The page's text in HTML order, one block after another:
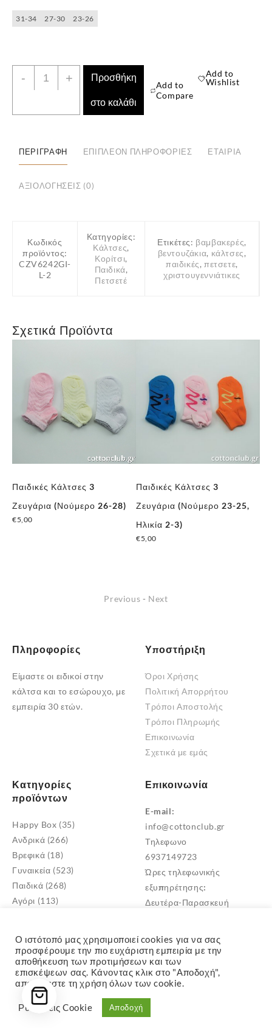
31-34 27-30 23-26
-
Παιδική
Κάλτσα
Ζευγάρια
+ Προσθήκη
στο καλάθι
Add to
Compare
Add to
Wishlist
ΠΕΡΙΓΡΑΦΉ ΕΠΙΠΛΈΟΝ ΠΛΗΡΟΦΟΡΊΕΣ ΕΤΑΙΡΊΑ
ΑΞΙΟΛΟΓΉΣΕΙΣ (0)
Κωδικός
προϊόντος:
CZV6242GI-
L-2
Κατηγορίες:
Κάλτσες,
Κορίτσι,
Παιδικά,
Πετσετέ
Ετικέτες: βαμβακερές,
βεντουζάκια, κάλτσες,
παιδικές,πετσετε,
χριστουγεννιάτικες
Σχετικά Προϊόντα
Παιδικές Κάλτσες 3
Ζευγάρια (Νούμερο 26-28)
€5,00
Παιδικές Κάλτσες 3
Ζευγάρια (Νούμερο 23-25,
Ηλικία 2-3)
€5,00
Previous - Next
Πληροφορίες
Είμαστε οι ειδικοί στην
κάλτσα και το εσώρουχο, με
εμπειρία 30 ετών.
Υποστήριξη
Όροι Χρήσης
Πολιτική Απορρήτου
Τρόποι Αποστολής
Τρόποι Πληρωμής
Επικοινωνία
Σχετικά με εμάς
Κατηγορίες
προϊόντων
Happy Box (35)
Ανδρικά (266)
Βρεφικά (18)
Γυναικεία (523)
Παιδικά (268)
Αγόρι (113)
Επικοινωνία
E-mail:
info@cottonclub.gr
Τηλεφωνο
6937149723
Ώρες τηλεφωνικής
εξυπηρέτησης:
Δευτέρα-Παρασκευή
Μεταμόρφωση Αττικής
TK: 14452
Ο ιστότοπό μας χρησιμοποιεί cookies για να σας
προσφέρουμε την πιο ευχάριστη εμπειρία με την
αποθήκευση των προτιμήσεων και των
επισκέψεων σας. Κάνοντας κλικ στο "Αποδοχή",
αποδέχεστε τη χρήση όλων των cookie.
Ρυθμίσεις Cookie Αποδοχή